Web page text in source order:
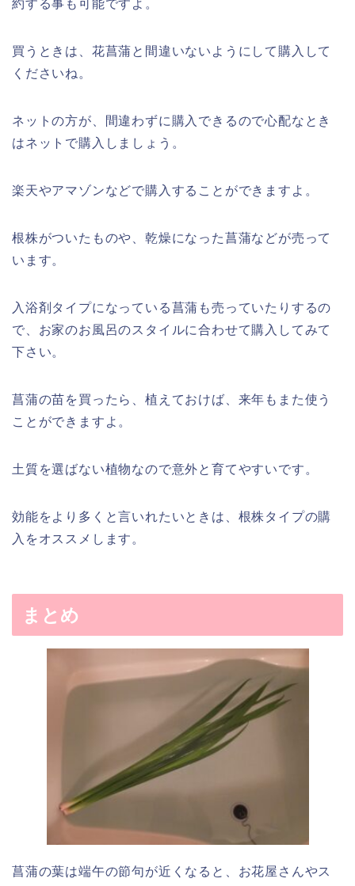
約する事も可能ですよ。
買うときは、花菖蒲と間違いないようにして購入して
くださいね。
ネットの方が、間違わずに購入できるので心配なとき
はネットで購入しましょう。
楽天やアマゾンなどで購入することができますよ。
根株がついたものや、乾燥になった菖蒲などが売って
います。
入浴剤タイプになっている菖蒲も売っていたりするの
で、お家のお風呂のスタイルに合わせて購入してみて
下さい。
菖蒲の苗を買ったら、植えておけば、来年もまた使う
ことができますよ。
土質を選ばない植物なので意外と育てやすいです。
効能をより多くと言いれたいときは、根株タイプの購
入をオススメします。
まとめ
菖蒲の葉は端午の節句が近くなると、お花屋さんやス